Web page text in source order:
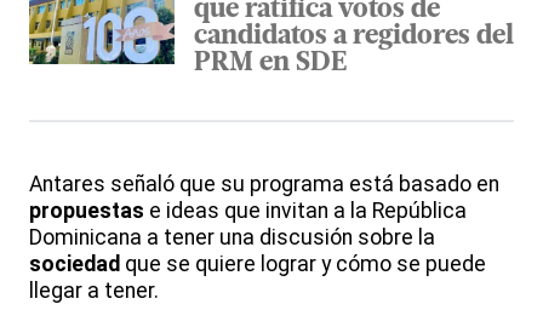
que ratifica votos de
candidatos a regidores del
PRM en SDE
Antares señaló que su programa está basado en
propuestas e ideas que invitan a la República
Dominicana a tener una discusión sobre la
sociedad que se quiere lograr y cómo se puede
llegar a tener.